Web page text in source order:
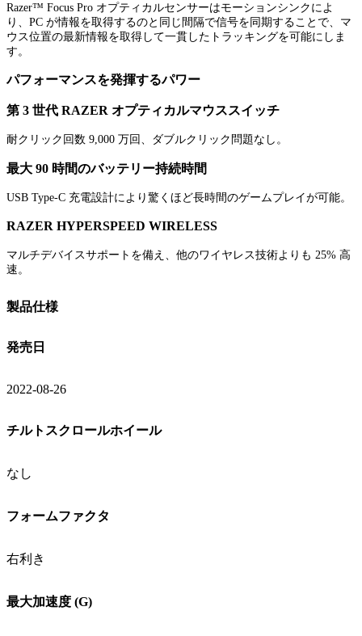
Razer™ Focus Pro オプティカルセンサーはモーションシンクによ
り、PC が情報を取得するのと同じ間隔で信号を同期することで、マ
ウス位置の最新情報を取得して一貫したトラッキングを可能にしま
す。
パフォーマンスを発揮するパワー
第 3 世代 RAZER オプティカルマウススイッチ
耐クリック回数 9,000 万回、ダブルクリック問題なし。
最大 90 時間のバッテリー持続時間
USB Type-C 充電設計により驚くほど長時間のゲームプレイが可能。
RAZER HYPERSPEED WIRELESS
マルチデバイスサポートを備え、他のワイヤレス技術よりも 25% 高
速。
製品仕様
発売日
2022-08-26
チルトスクロールホイール
なし
フォームファクタ
右利き
最大加速度 (G)